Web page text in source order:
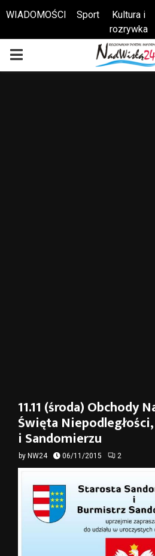
Otwórz pasek narzędzi
WIADOMOŚCI Sport
Kultura i
rozrywka
PRIMARY
11.11 (środa) Obchody
Święta
i Sandomierzu
by NW24 06/11/2015 2